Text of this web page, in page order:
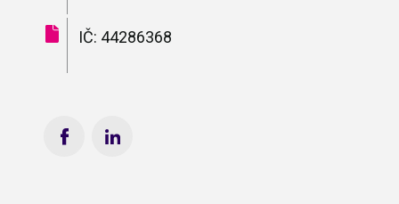
IČ: 44286368